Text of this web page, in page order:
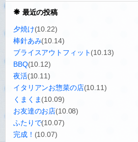
最近の投稿
夕焼け(10.22)
棒針あみ(10.14)
ブライスアウトフィット(10.13)
BBQ(10.12)
夜活(10.11)
イタリアンお惣菜の店(10.11)
くまくま(10.09)
お友達のお店(10.08)
ふたりで(10.07)
完成！ (10.07)